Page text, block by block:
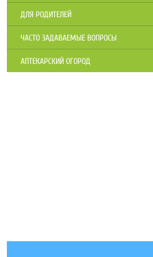
ДЛЯ РОДИТЕЛЕЙ
ЧАСТО ЗАДАВАЕМЫЕ ВОПРОСЫ
АПТЕКАРСКИЙ ОГОРОД